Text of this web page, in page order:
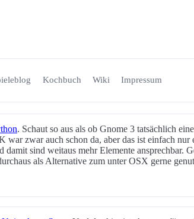
Kochbuch Wiki Impressum
. Schaut so aus als ob Gnome 3 tatsächlich
war zwar auch schon da, aber das ist einfach
damit sind weitaus mehr Elemente ansprechbar.
als Alternative zum unter OSX gerne